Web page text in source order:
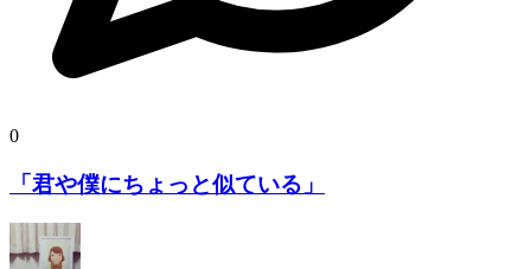
0
「君や僕にちょっと似ている」